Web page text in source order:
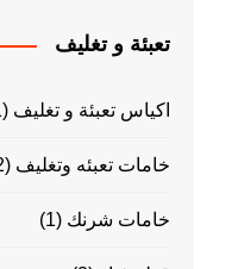
تعبئة و تغليف
اكياس تعبئة و تغليف (1)
خامات تعبئه وتغليف (12)
خامات شرنك (1)